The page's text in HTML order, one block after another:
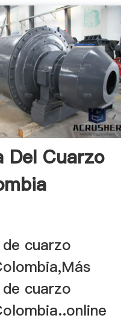
Del Cuarzo
cuarzo
cuarzo